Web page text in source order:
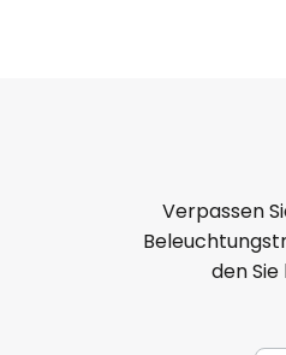
Verpassen
den